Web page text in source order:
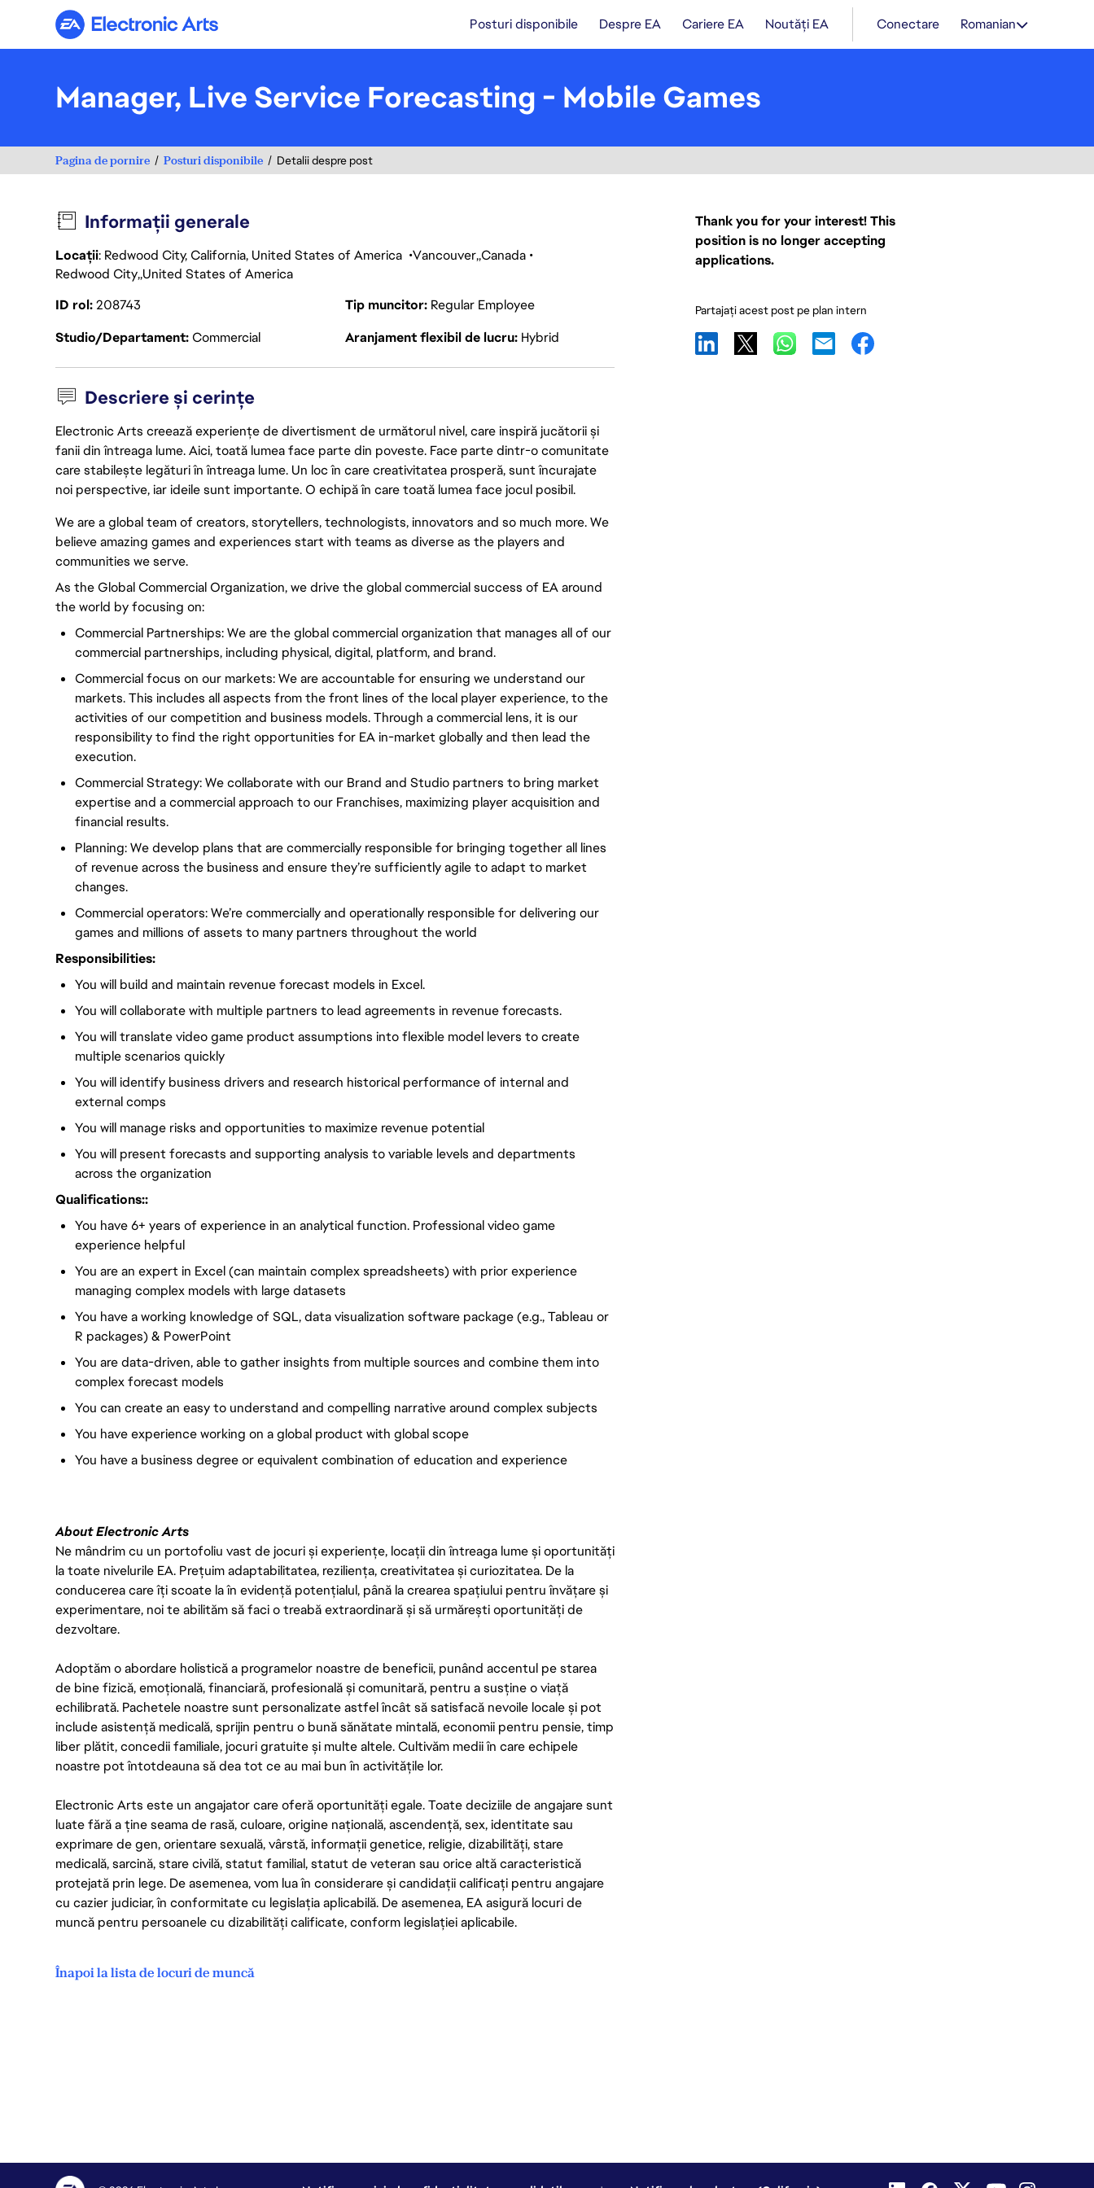
Electronic Arts Posturi disponibile Despre EA Cariere EA Noutăți EA Conectare Romanian
Manager, Live Service Forecasting - Mobile Games
Pagina de pornire Posturi disponibile Detalii despre post
Informații generale
Locații: Redwood City, California, United States of America Vancouver Canada
Redwood City United States of America
ID rol208743 Tip muncitor Regular Employee
Studio/DepartamentCommercial Aranjament flexibil de lucru Hybrid
Descriere și cerințe
Electronic Arts creează experiențe de divertisment de următorul nivel, care inspiră jucătorii și
fanii din întreaga lume. Aici, toată lumea face parte din poveste. Face parte dintr-o comunitate
care stabilește legături în întreaga lume. Un loc în care creativitatea prosperă, sunt încurajate
noi perspective, iar ideile sunt importante. O echipă în care toată lumea face jocul posibil.
We are a global team of creators, storytellers, technologists, innovators and so much more. We
believe amazing games and experiences start with teams as diverse as the players and
communities we serve.
As the Global Commercial Organization, we drive the global commercial success of EA around
the world by focusing on:
Commercial Partnerships: We are the global commercial organization that manages all of our
commercial partnerships, including physical, digital, platform, and brand.
Commercial focus on our markets: We are accountable for ensuring we understand our
markets. This includes all aspects from the front lines of the local player experience, to the
activities of our competition and business models. Through a commercial lens, it is our
responsibility to find the right opportunities for EA in-market globally and then lead the
execution.
Commercial Strategy: We collaborate with our Brand and Studio partners to bring market
expertise and a commercial approach to our Franchises, maximizing player acquisition and
financial results.
Planning: We develop plans that are commercially responsible for bringing together all lines
of revenue across the business and ensure they’re sufficiently agile to adapt to market
changes.
Commercial operators: We’re commercially and operationally responsible for delivering our
games and millions of assets to many partners throughout the world
Responsibilities:
You will build and maintain revenue forecast models in Excel.
You will collaborate with multiple partners to lead agreements in revenue forecasts.
You will translate video game product assumptions into flexible model levers to create
multiple scenarios quickly
You will identify business drivers and research historical performance of internal and
external comps
You will manage risks and opportunities to maximize revenue potential
You will present forecasts and supporting analysis to variable levels and departments
across the organization
Qualifications::
You have 6+ years of experience in an analytical function. Professional video game
experience helpful
You are an expert in Excel (can maintain complex spreadsheets) with prior experience
managing complex models with large datasets
You have a working knowledge of SQL, data visualization software package (e.g., Tableau or
R packages) & PowerPoint
You are data-driven, able to gather insights from multiple sources and combine them into
complex forecast models
You can create an easy to understand and compelling narrative around complex subjects
You have experience working on a global product with global scope
You have a business degree or equivalent combination of education and experience
About Electronic Arts
Ne mândrim cu un portofoliu vast de jocuri și experiențe, locații din întreaga lume și oportunități
la toate nivelurile EA. Prețuim adaptabilitatea, reziliența, creativitatea și curiozitatea. De la
conducerea care îți scoate la în evidență potențialul, până la crearea spațiului pentru învățare și
experimentare, noi te abilităm să faci o treabă extraordinară și să urmărești oportunități de
dezvoltare.
Adoptăm o abordare holistică a programelor noastre de beneficii, punând accentul pe starea
de bine fizică, emoțională, financiară, profesională și comunitară, pentru a susține o viață
echilibrată. Pachetele noastre sunt personalizate astfel încât să satisfacă nevoile locale și pot
include asistență medicală, sprijin pentru o bună sănătate mintală, economii pentru pensie, timp
liber plătit, concedii familiale, jocuri gratuite și multe altele. Cultivăm medii în care echipele
noastre pot întotdeauna să dea tot ce au mai bun în activitățile lor.
Electronic Arts este un angajator care oferă oportunități egale. Toate deciziile de angajare sunt
luate fără a ține seama de rasă, culoare, origine națională, ascendență, sex, identitate sau
exprimare de gen, orientare sexuală, vârstă, informații genetice, religie, dizabilități, stare
medicală, sarcină, stare civilă, statut familial, statut de veteran sau orice altă caracteristică
protejată prin lege. De asemenea, vom lua în considerare și candidații calificați pentru angajare
cu cazier judiciar, în conformitate cu legislația aplicabilă. De asemenea, EA asigură locuri de
muncă pentru persoanele cu dizabilități calificate, conform legislației aplicabile.
Înapoi la lista de locuri de muncă
Thank you for your interest! This
position is no longer accepting
applications.
Partajați acest post pe plan intern